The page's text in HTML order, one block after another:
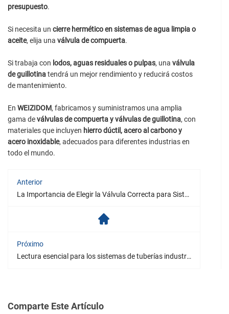
presupuesto.
Si necesita un cierre hermético en sistemas de agua limpia o
aceite, elija una válvula de compuerta.
Si trabaja con lodos, aguas residuales o pulpas, una válvula
de guillotinatendrá un mejor rendimiento y reducirá costos
de mantenimiento.
En WEIZIDOM, fabricamos y suministramos una amplia
gama deválvulas de compuerta y válvulas de guillotina, con
materiales que incluyen hierro dúctil, acero al carbono y
acero inoxidable, adecuados para diferentes industrias en
todo el mundo.
Anterior
La Importancia de Elegir la Válvula Correcta para Sistemas de Vapor
Próximo
Lectura esencial para los sistemas de tuberías industriales: Los 5 principales errores en la instalación de válvulas de globo
Comparte Este Artículo